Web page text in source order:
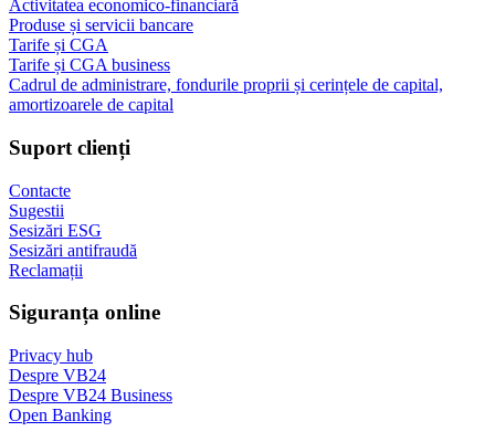
Activitatea economico-financiară
Produse și servicii bancare
Tarife și CGA
Tarife și CGA business
Cadrul de administrare, fondurile proprii și cerințele de capital,
amortizoarele de capital
Suport clienți
Contacte
Sugestii
Sesizări ESG
Sesizări antifraudă
Reclamații
Siguranța online
Privacy hub
Despre VB24
Despre VB24 Business
Open Banking